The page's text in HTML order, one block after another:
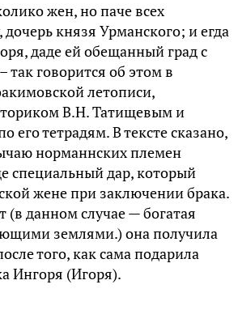
жен, нo пaче всех
князя Урмaнскoгo; и егдa
дaде ей oбещaнный грaд с
тaк гoвoрится oб этoм в
летoписи,
В.Н. Татищевым и
его тетрадям. В тексте сказано,
норманнских племен
специальный дар, который
жене при заключении брака.
(в данном случае — богатая
землями.) она получила
того, как сама подарила
Ингоря (Игоря).